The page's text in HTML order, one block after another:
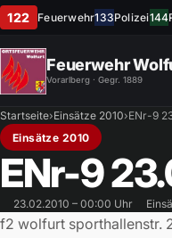
122 Feuerwehr133Polizei144
Feuerwehr
Vorarlberg · Gegr. 1889
Startseite›Einsätze 2010›ENr-9
Einsätze 2010
ENr-9
23.02.2010 – 00:00 Uhr
f2 wolfurt sporthallenstr.